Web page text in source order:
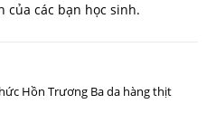
của các bạn học sinh.
Hồn Trương Ba da hàng thịt